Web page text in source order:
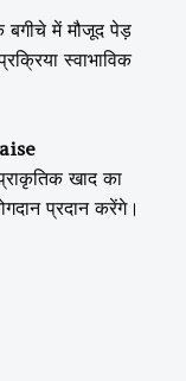
में मौजूद पेड़
स्वाभाविक
खाद का
प्रदान करेंगे।